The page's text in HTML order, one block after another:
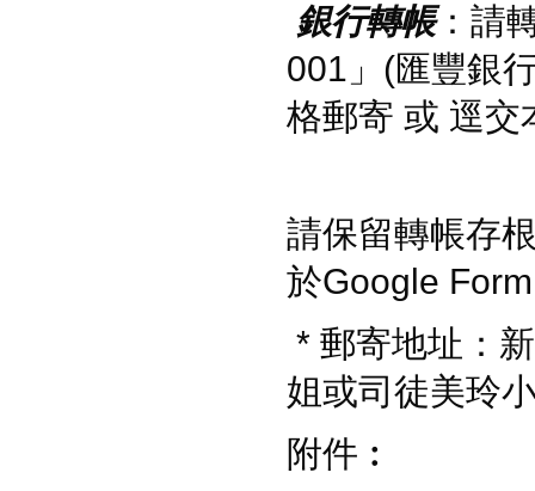
銀行轉帳：請
001」(匯豐銀
格郵寄 或 逕交
請保留轉帳存
於Google
* 郵寄地址：
姐或司徒美玲
附件︰